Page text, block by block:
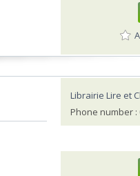
Librairie Lire et
Phone number :